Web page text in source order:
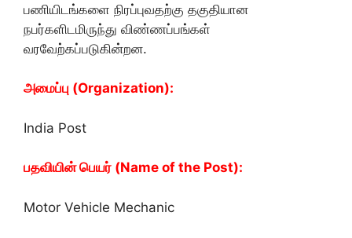
பணியிடங்களை நிரப்புவதற்கு தகுதியான
நபர்களிடமிருந்து விண்ணப்பங்கள்
வரவேற்கப்படுகின்றன.
அமைப்பு (Organization):
India Post
பதவியின் பெயர் (Name of the Post):
Motor Vehicle Mechanic